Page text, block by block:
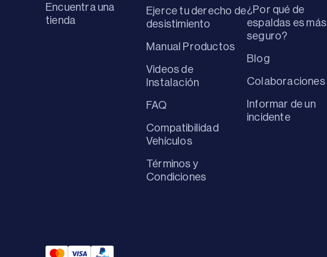
Encuentra una
tienda
Ejerce tu derecho de
desistimiento
Manual Productos
Videos de
Instalación
FAQ
Compatibilidad
Vehículos
Términos y
Condiciones
¿Por qué de
espaldas es más
seguro?
Blog
Colaboraciones
Informar de un
incidente
Mastercard Payment
Visa Payment
Paypal Payment